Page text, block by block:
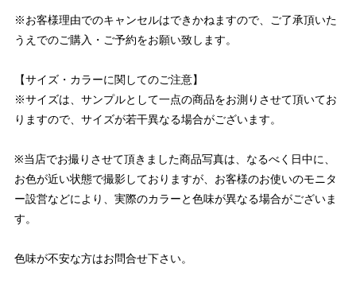
※お客様理由でのキャンセルはできかねますので、ご了承頂いた
うえでのご購入・ご予約をお願い致します。
【サイズ・カラーに関してのご注意】
※サイズは、サンプルとして一点の商品をお測りさせて頂いてお
りますので、サイズが若干異なる場合がございます。
※当店でお撮りさせて頂きました商品写真は、なるべく日中に、
お色が近い状態で撮影しておりますが、お客様のお使いのモニタ
ー設営などにより、実際のカラーと色味が異なる場合がございま
す。
色味が不安な方はお問合せ下さい。